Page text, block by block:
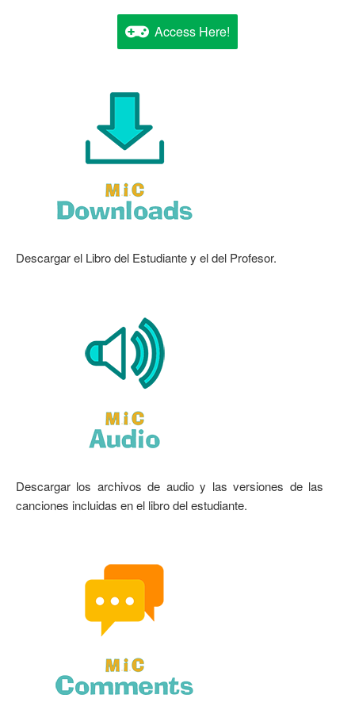
Access Here!
Descargar el Libro del Estudiante y el del Profesor.
Descargar los archivos de audio y las versiones de las
canciones incluidas en el libro del estudiante.